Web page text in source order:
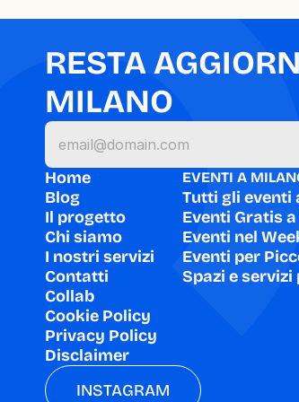
RESTA
MILANO
Home
Blog
Il progetto
Chi siamo
I nostri servizi
Contatti
Cookie Policy
Privacy Policy
Disclaimer
Collab
EVENTI A
Tutti gli eventi
Eventi Gratis
Eventi nel
Eventi per
Spazi e
INSTAGRAM